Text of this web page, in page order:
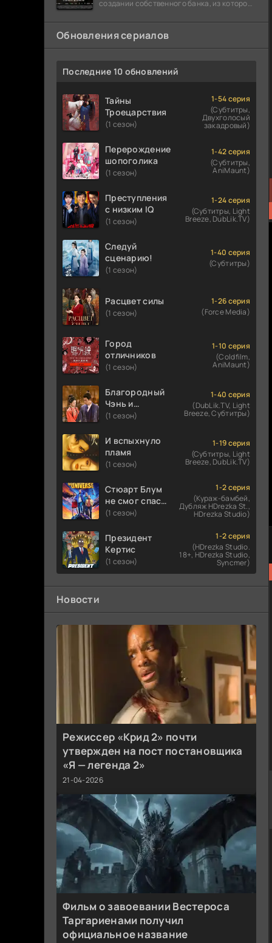
создании собственного банка, из которого
долларов. Однако,
Обновления сериалов
Последние 10 обновлений
Тайны
Троецарствия
(1 сезон)
1-54 серия
(Субтитры,
Двухголосый
закадровый)
Перерождение
шопоголика
(1 сезон)
1-42 серия
(Субтитры,
AniMaunt)
Преступления
с низким IQ
(1 сезон)
1-24 серия
(Субтитры, Light
Breeze, DubLik.TV)
Следуй
сценарию!
(1 сезон)
1-40 серия
(Субтитры)
Расцвет силы
(1 сезон)
1-26 серия
(Force Media)
Город
отличников
(1 сезон)
1-10 серия
(Coldfilm,
AniMaunt)
Благородный
Чэнь и
прекрасная
(1 сезон)
1-40 серия
(DubLik.TV, Light
Breeze, Субтитры)
И вспыхнуло
пламя
(1 сезон)
1-19 серия
(Субтитры, Light
Breeze, DubLik.TV)
Стюарт Блум
не смог спасти
вселенную
(1 сезон)
1-2 серия
(Кураж-бамбей,
Дубляж HDrezka St.,
HDrezka Studio)
Президент
Кертис
(1 сезон)
1-2 серия
(HDrezka Studio.
18+, HDrezka Studio,
Syncmer)
Новости
Режиссер «Крид 2» почти
утвержден на пост постановщика
«Я — легенда 2»
21-04-2026
Фильм о завоевании Вестероса
Таргариенами получил
официальное название